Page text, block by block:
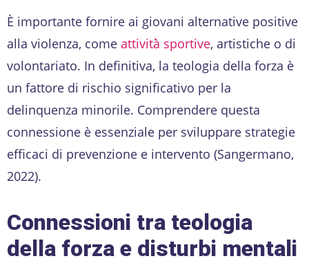
È importante fornire ai giovani alternative positive
alla violenza, come attività̀ sportive, artistiche o di
volontariato. In definitiva, la teologia della forza è
un fattore di rischio significativo per la
delinquenza minorile. Comprendere questa
connessione è essenziale per sviluppare strategie
efficaci di prevenzione e intervento (Sangermano,
2022).
Connessioni tra teologia
della forza e disturbi mentali